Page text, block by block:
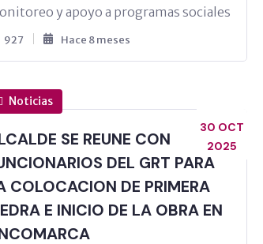
y apoyo a programas sociales
927 Hace 8 meses
30 OCT
2025
Noticias
SE REUNE CON
DEL GRT PARA
COLOCACION DE PRIMERA
E INICIO DE LA OBRA EN